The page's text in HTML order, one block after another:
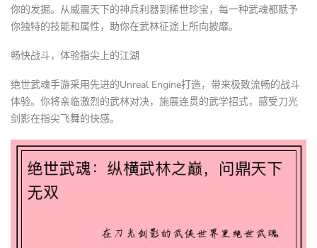
你的发掘。从威震天下的神兵利器到稀世珍宝，每一种武魂都赋予
你独特的技能和属性，助你在武林征途上所向披靡。
畅快战斗，体验指尖上的江湖
绝世武魂手游采用先进的Unreal Engine打造，带来极致流畅的战斗
体验。你将亲临激烈的武林对决，施展连贯的武学招式，感受刀光
剑影在指尖飞舞的快感。